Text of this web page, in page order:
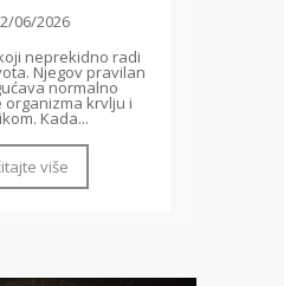
06/2026
neprekidno radi
Njegov pravilan
normalno
krvlju i
Kada...
više